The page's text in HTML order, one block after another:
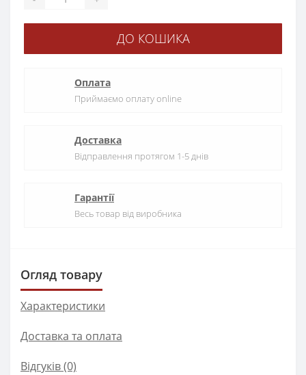
ДО КОШИКА
Оплата
Приймаємо оплату online
Доставка
Відправлення протягом 1-5 днів
Гарантії
Весь товар від виробника
Огляд товару
Характеристики
Доставка та оплата
Відгуків (0)